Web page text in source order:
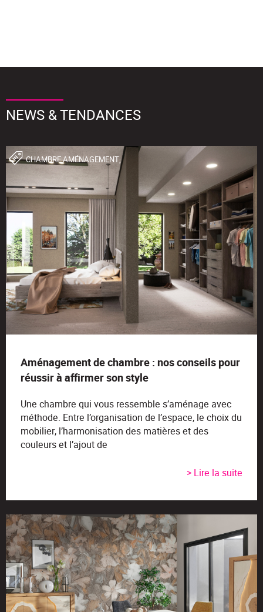
NEWS & TENDANCES
CHAMBRE,AMÉNAGEMENT,
Aménagement de chambre : nos conseils pour
réussir à affirmer son style
Une chambre qui vous ressemble s’aménage avec
méthode. Entre l’organisation de l’espace, le choix du
mobilier, l’harmonisation des matières et des
couleurs et l’ajout de
> Lire la suite